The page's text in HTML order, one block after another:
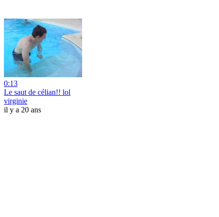
0:13
Le saut de célian!! lol
virginie
il y a 20 ans